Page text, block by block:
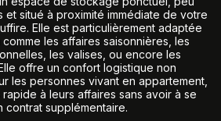
et situé à proximité immédiate de votre
Elle est particulièrement adaptée
les affaires saisonnières, les
les valises, ou encore les
offre un confort logistique non
les personnes vivant en appartement,
à leurs affaires sans avoir à se
contrat supplémentaire.